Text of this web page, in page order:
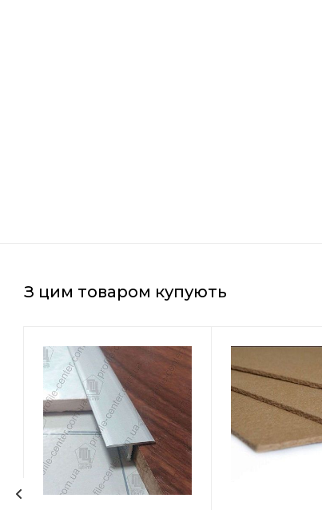
З цим товаром купують
Країна-виробник
Польща
Товщина
10 мм
Ширина
590 мм
Довжина
790 мм
Товщина
7 мм
590 мм